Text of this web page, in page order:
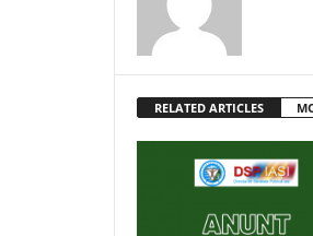
RELATED ARTICLES